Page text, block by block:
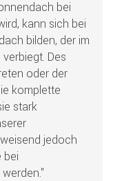
bei
kann sich bei
bilden, der im
Des
oder der
komplette
stark
jedoch
bei